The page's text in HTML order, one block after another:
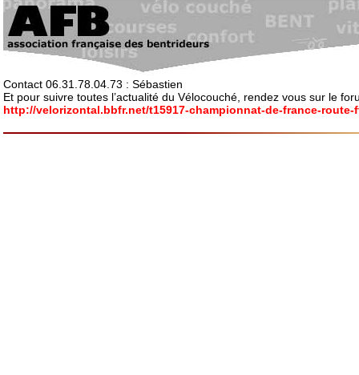
Contact 06.31.78.04.73 : Sébastien
Et pour suivre toutes l’actualité du Vélocouché, rendez vous sur le
http://velorizontal.bbfr.net/t15917-championnat-de-france-route-